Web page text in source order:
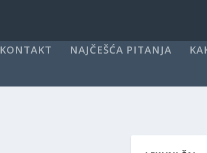
KONTAKT NAJČEŠĆA PITANJA